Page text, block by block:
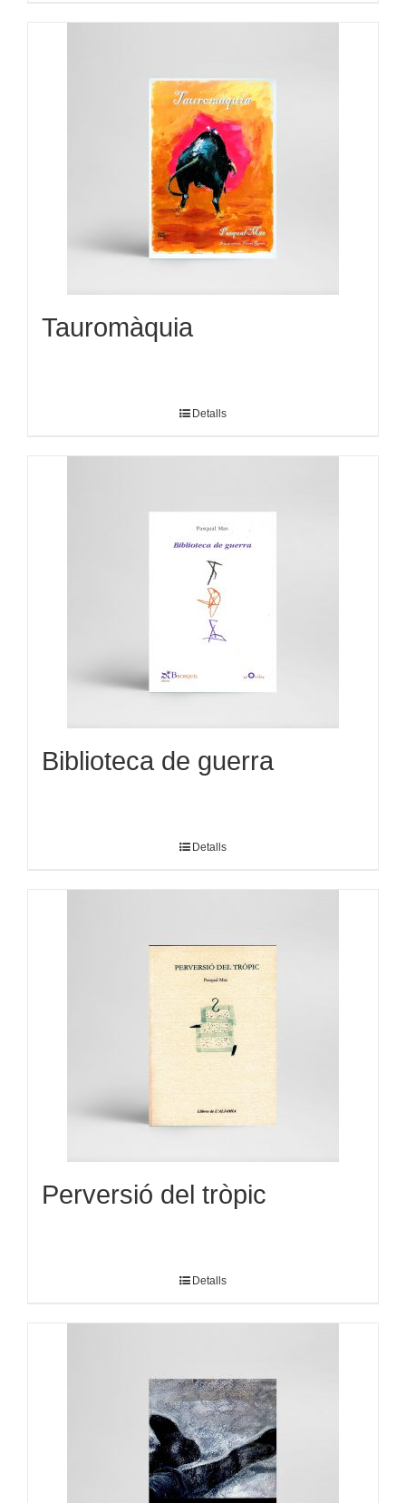
Tauromàquia
Detalls
Biblioteca de guerra
Detalls
Perversió del tròpic
Detalls